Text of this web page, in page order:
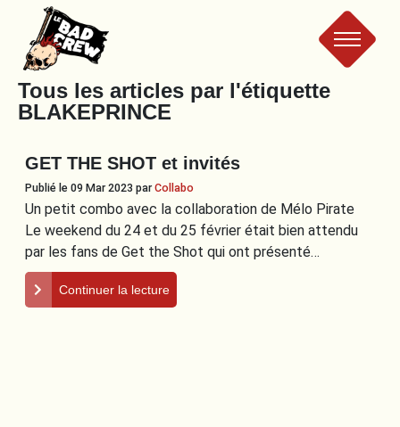
Le
Bad
Crew
Tous les articles par l'étiquette
BLAKEPRINCE
GET THE SHOT et invités
Publié le 09 Mar 2023 parCollabo
Un petit combo avec la collaboration de Mélo Pirate
Le weekend du 24 et du 25 février était bien attendu
par les fans de Get the Shot qui ont présenté…
Continuer la lecture